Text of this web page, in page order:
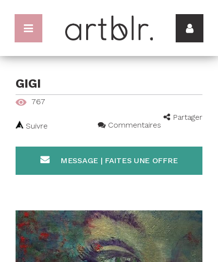
GIGI
767
Partager
Suivre
Commentaires
MESSAGE | FAITES UNE OFFRE